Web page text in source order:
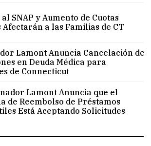
SNAP y Aumento de Cuotas
Afectarán a las Familias de CT
Lamont Anuncia Cancelación de
en Deuda Médica para
de Connecticut
Lamont Anuncia que el
de Reembolso de Préstamos
Está Aceptando Solicitudes